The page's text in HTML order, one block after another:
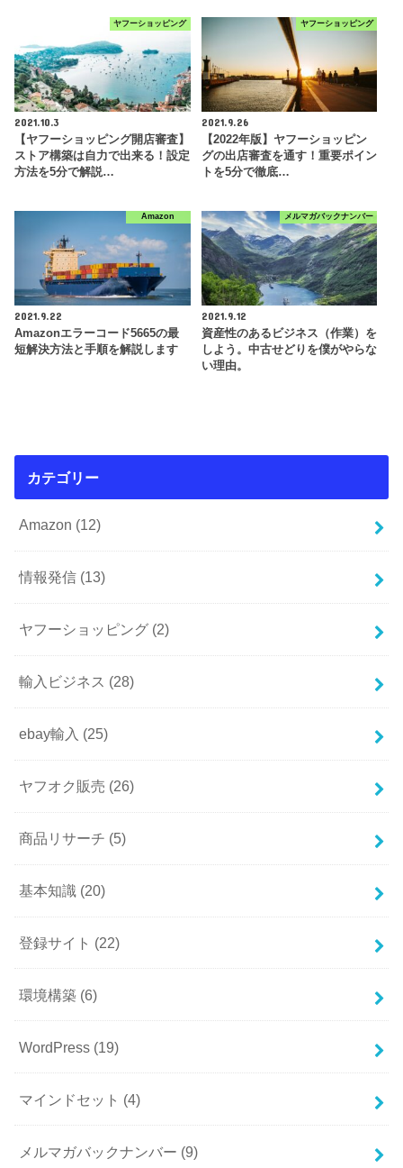
ヤフーショッピング
2021.10.3
【ヤフーショッピング開店審査】
ストア構築は自力で出来る！設定
方法を5分で解説…
ヤフーショッピング
2021.9.26
【2022年版】ヤフーショッピン
グの出店審査を通す！重要ポイン
トを5分で徹底…
Amazon
2021.9.22
Amazonエラーコード5665の最
短解決方法と手順を解説します
メルマガバックナンバー
2021.9.12
資産性のあるビジネス（作業）を
しよう。中古せどりを僕がやらな
い理由。
カテゴリー
Amazon (12)
情報発信 (13)
ヤフーショッピング (2)
輸入ビジネス (28)
ebay輸入 (25)
ヤフオク販売 (26)
商品リサーチ (5)
基本知識 (20)
登録サイト (22)
環境構築 (6)
WordPress (19)
マインドセット (4)
メルマガバックナンバー (9)